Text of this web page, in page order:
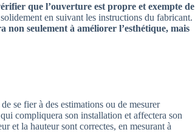
que l’ouverture est propre et exempte de
en suivant les instructions du fabricant.
non seulement à améliorer l’esthétique, mais
se fier à des estimations ou de mesurer
compliquera son installation et affectera son
et la hauteur sont correctes, en mesurant à